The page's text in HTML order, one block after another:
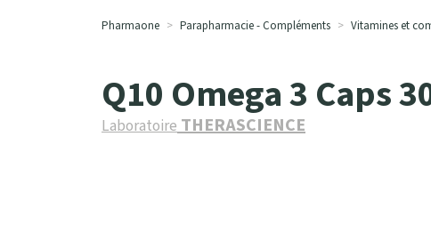
Pharmaone Parapharmacie - Compléments Vitamines et
Q10 Omega 3 Caps
LaboratoireTHERASCIENCE